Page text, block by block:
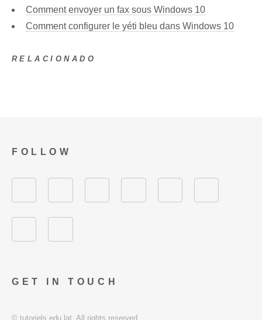
Comment envoyer un fax sous Windows 10
Comment configurer le yéti bleu dans Windows 10
RELACIONADO
GET IN TOUCH
FOLLOW
© tutoriels.edu.lat. All rights reserved